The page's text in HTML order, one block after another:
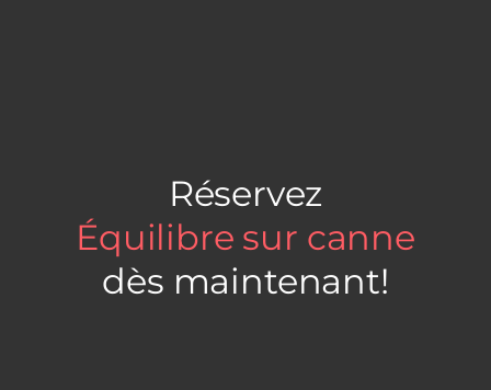
Réservez
Équilibre sur canne
dès maintenant!